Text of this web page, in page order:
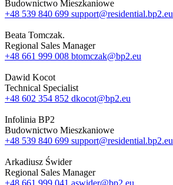
Budownictwo Mieszkaniowe
+48 539 840 699 support@residential.bp2.eu
Beata Tomczak.
Regional Sales Manager
+48 661 999 008 btomczak@bp2.eu
Dawid Kocot
Technical Specialist
+48 602 354 852 dkocot@bp2.eu
Infolinia BP2
Budownictwo Mieszkaniowe
+48 539 840 699 support@residential.bp2.eu
Arkadiusz Świder
Regional Sales Manager
+48 661 999 041 aswider@bp2.eu